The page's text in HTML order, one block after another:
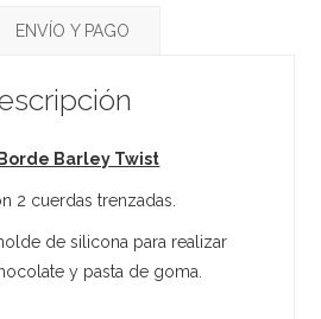
ENVÍO Y PAGO
Barley Twist
2 cuerdas trenzadas.
de silicona para realizar
y pasta de goma.